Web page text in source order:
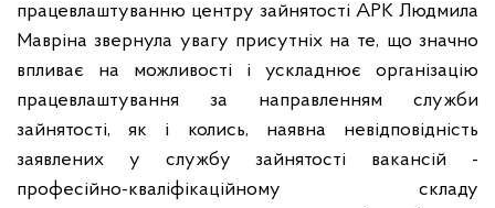
працевлаштуванню центру зайнятості АРК Людмила
Мавріна звернула увагу присутніх на те, що значно
впливає на можливості і ускладнює організацію
працевлаштування за направленням служби
зайнятості, як і колись, наявна невідповідність
заявлених у службу зайнятості вакансій -
професійно-кваліфікаційному складу